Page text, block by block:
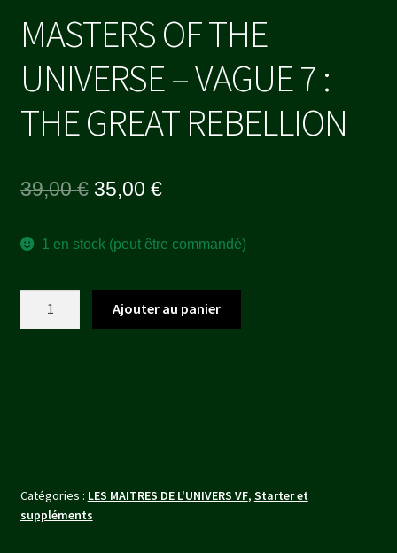
MASTERS OF THE
UNIVERSE – VAGUE 7 :
THE GREAT REBELLION
39,00€ Le
initial
39,00 €.
35,00 €Le
actuel
35,00 €.
1 en stock (peut être commandé)
:
THE
Ajouter au panier
Catégories : LES MAITRES DE L'UNIVERS VF, Starter et
suppléments